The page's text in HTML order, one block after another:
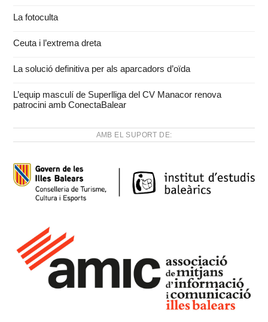
La fotoculta
Ceuta i l’extrema dreta
La solució definitiva per als aparcadors d’oïda
L’equip masculí de Superlliga del CV Manacor renova
patrocini amb ConectaBalear
AMB EL SUPORT DE: